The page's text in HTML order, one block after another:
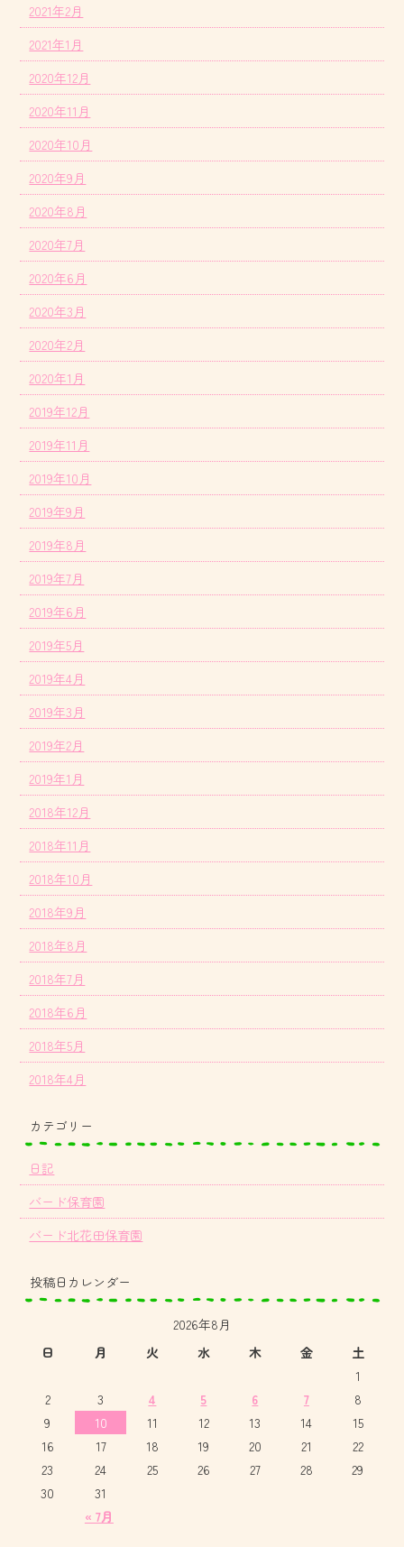
2021年2月
2021年1月
2020年12月
2020年11月
2020年10月
2020年9月
2020年8月
2020年7月
2020年6月
2020年3月
2020年2月
2020年1月
2019年12月
2019年11月
2019年10月
2019年9月
2019年8月
2019年7月
2019年6月
2019年5月
2019年4月
2019年3月
2019年2月
2019年1月
2018年12月
2018年11月
2018年10月
2018年9月
2018年8月
2018年7月
2018年6月
2018年5月
2018年4月
カテゴリー
日記
バード保育園
バード北花田保育園
投稿日カレンダー
2026年8月
日
月 火 水 木 金 土
« 7月
1
2
3 4 5 6 7
8
9
10 11 12 13 14
15
16
17 18 19 20 21
22
23
24 25 26 27 28
29
30
31